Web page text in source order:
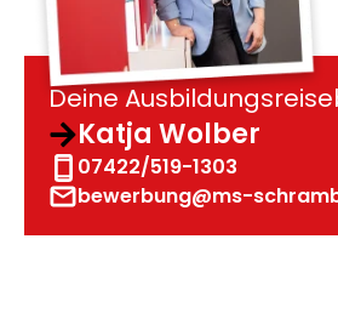
Deine
Katja Wolber
07422/519-1303
bewerbung@ms-